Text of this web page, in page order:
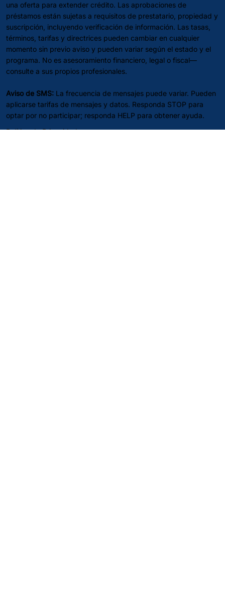
una oferta para extender crédito. Las aprobaciones de
préstamos están sujetas a requisitos de prestatario, propiedad y
suscripción, incluyendo verificación de información. Las tasas,
términos, tarifas y directrices pueden cambiar en cualquier
momento sin previo aviso y pueden variar según el estado y el
programa. No es asesoramiento financiero, legal o fiscal—
consulte a sus propios profesionales.
Aviso de SMS: La frecuencia de mensajes puede variar. Pueden
aplicarse tarifas de mensajes y datos. Responda STOP para
optar por no participar; responda HELP para obtener ayuda.
Política de Privacidad